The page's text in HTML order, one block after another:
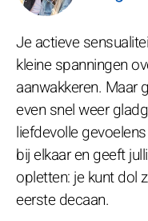
Je actieve
kleine spanningen
aanwakkeren. Maar
even snel weer
liefdevolle
bij elkaar en geeft
opletten: je kunt dol
eerste decaan.